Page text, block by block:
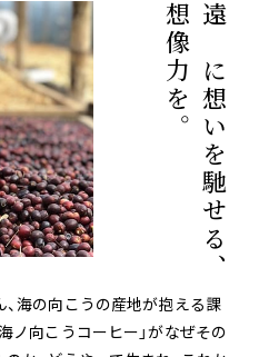
遠くに想いを馳せる、
想像力を。
海の向こうの産地が抱える課
ノ向こうコーヒー」がなぜその